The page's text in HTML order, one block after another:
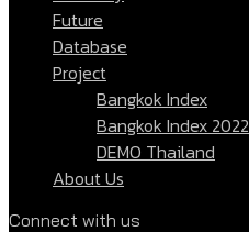
Future
Database
Project
Bangkok Index
Bangkok Index 2022
DEMO Thailand
About Us
Connect with us